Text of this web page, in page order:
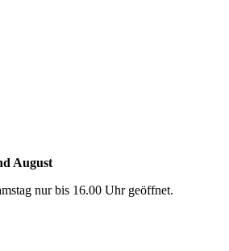
August
nur bis 16.00 Uhr geöffnet.